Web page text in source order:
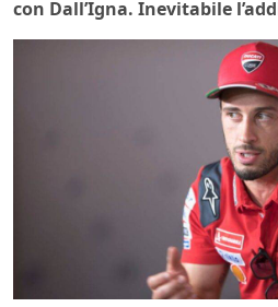
con Dall’Igna. Inevitabile